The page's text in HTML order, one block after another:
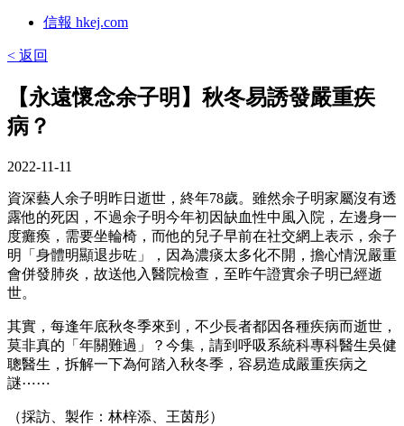
信報 hkej.com
< 返回
【永遠懷念余子明】秋冬易誘發嚴重疾
病？
2022-11-11
資深藝人余子明昨日逝世，終年78歲。雖然余子明家屬沒有透
露他的死因，不過余子明今年初因缺血性中風入院，左邊身一
度癱瘓，需要坐輪椅，而他的兒子早前在社交網上表示，余子
明「身體明顯退步咗」，因為濃痰太多化不開，擔心情況嚴重
會併發肺炎，故送他入醫院檢查，至昨午證實余子明已經逝
世。
其實，每逢年底秋冬季來到，不少長者都因各種疾病而逝世，
莫非真的「年關難過」？今集，請到呼吸系統科專科醫生吳健
聰醫生，拆解一下為何踏入秋冬季，容易造成嚴重疾病之
謎⋯⋯
（採訪、製作：林梓添、王茵彤）